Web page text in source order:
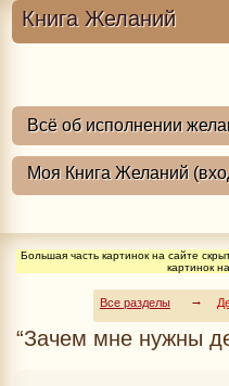
Книга Желаний
Большая часть картинок на сайте
картинок
Все разделы
“Зачем мне нужны